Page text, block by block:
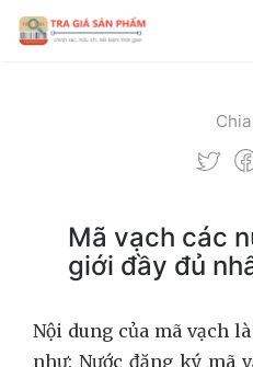
Mã vạch các
giới đầy đủ
Nội dung của mã vạch
như: Nước đăng ký mã